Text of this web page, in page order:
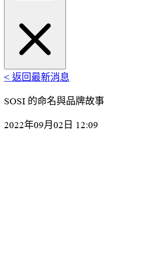
Home 產品功能
最新消息 開發團隊 Contact Us
< 返回最新消息
SOSI 的命名與品牌故事
2022年09月02日 12:09